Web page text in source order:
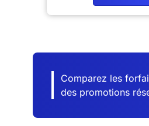
Comparez les
des promotions